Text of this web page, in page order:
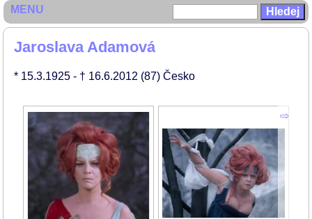
Jaroslava Adamová
* 15.3.1925 - † 16.6.2012 (87) Česko
MENU